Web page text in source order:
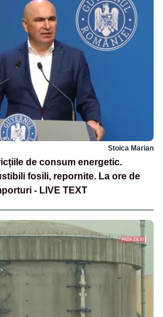
Stoica Marian
de consum energetic.
fosili, repornite. La ore de
- LIVE TEXT